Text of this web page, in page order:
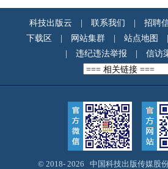
科技出版云 联系我们 招聘
下载区
网站集群 站点地图
违纪违法举报 信访
© 2018- 2026 中国科技出版传媒股